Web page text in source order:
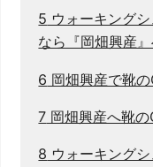
5 ウォーキング
なら『岡畑興産』
6 岡畑興産で靴
7 岡畑興産へ靴
8 ウォーキング